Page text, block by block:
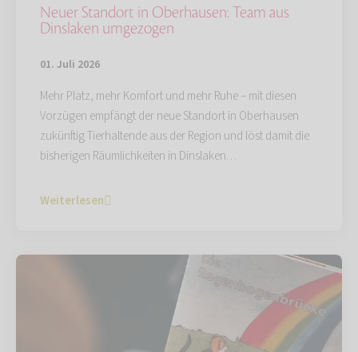
Neuer Standort in Oberhausen: Team aus
Dinslaken umgezogen
01. Juli 2026
Mehr Platz, mehr Komfort und mehr Ruhe – mit diesen
Vorzügen empfängt der neue Standort in Oberhausen
zukünftig Tierhaltende aus der Region und löst damit die
bisherigen Räumlichkeiten in Dinslaken…
Weiterlesen